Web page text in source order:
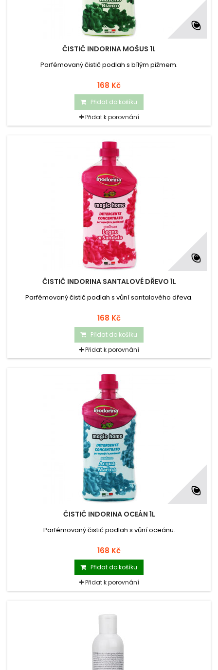
ČISTIČ INDORINA MOŠUS 1L
Parfémovaný čistič podlah s bílým pižmem.
168 Kč
Přidat do košíku
Přidat k porovnání
ČISTIČ INDORINA SANTALOVÉ DŘEVO 1L
Parfémovaný čistič podlah s vůní santalového dřeva.
168 Kč
Přidat do košíku
Přidat k porovnání
ČISTIČ INDORINA OCEÁN 1L
Parfémovaný čistič podlah s vůní oceánu.
168 Kč
Přidat do košíku
Přidat k porovnání